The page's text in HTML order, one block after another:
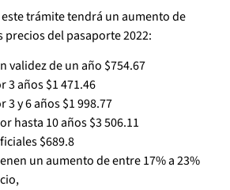
trámite tendrá un aumento de
precios del pasaporte 2022:
validez de un año $754.67
3 años $1 471.46
3 y 6 años $1 998.77
hasta 10 años $3 506.11
$689.8
un aumento de entre 17% a 23%